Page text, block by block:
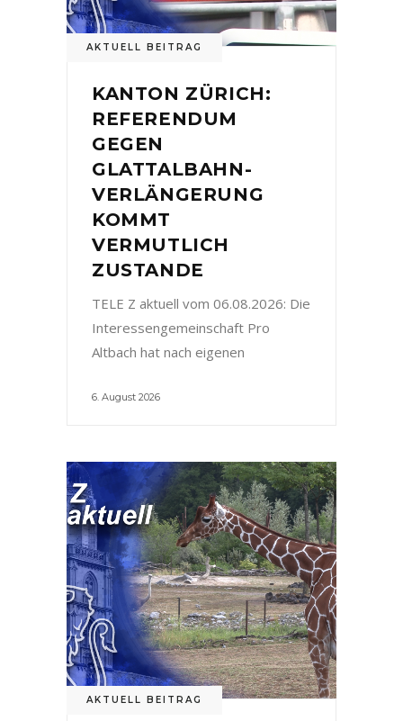
AKTUELL BEITRAG
KANTON ZÜRICH:
REFERENDUM
GEGEN
GLATTALBAHN-
VERLÄNGERUNG
KOMMT
VERMUTLICH
ZUSTANDE
TELE Z aktuell vom 06.08.2026: Die
Interessengemeinschaft Pro
Altbach hat nach eigenen
6. August 2026
AKTUELL BEITRAG